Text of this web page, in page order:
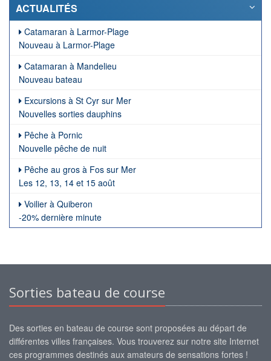
ACTUALITÉS
Catamaran à Larmor-Plage
Nouveau à Larmor-Plage
Catamaran à Mandelieu
Nouveau bateau
Excursions à St Cyr sur Mer
Nouvelles sorties dauphins
Pêche à Pornic
Nouvelle pêche de nuit
Pêche au gros à Fos sur Mer
Les 12, 13, 14 et 15 août
Voilier à Quiberon
-20% dernière minute
Sorties bateau de course
Des sorties en bateau de course sont proposées au départ de
différentes villes françaises. Vous trouverez sur notre site Internet
ces programmes destinés aux amateurs de sensations fortes !